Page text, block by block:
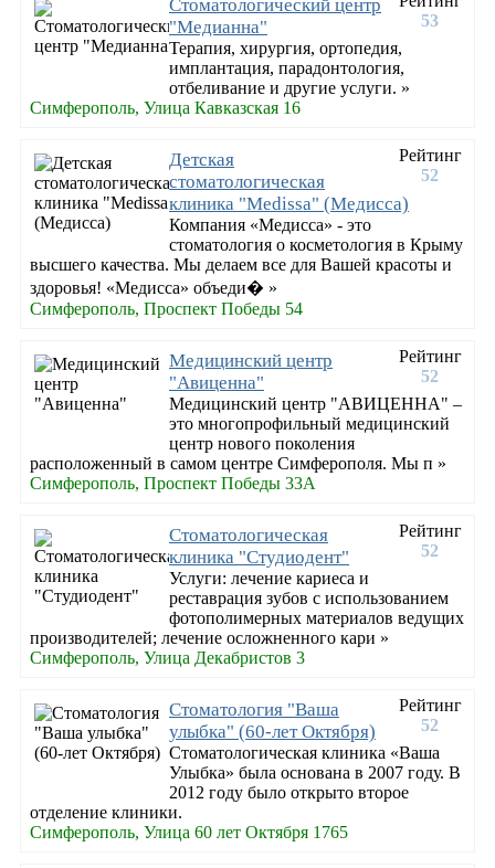
53
Стоматологический центр
"Медианна"
Терапия, хирургия, ортопедия,
имплантация, парадонтология,
отбеливание и другие услуги. »
Симферополь, Улица Кавказская 16
Рейтинг
52
Детская
стоматологическая
клиника "Medissa" (Медисса)
Компания «Медисса» - это
стоматология о косметология в Крыму
высшего качества. Мы делаем все для Вашей красоты и
здоровья! «Медисса» объеди� »
Симферополь, Проспект Победы 54
Рейтинг
52
Медицинский центр
"Авиценна"
Медицинский центр "АВИЦЕННА" –
это многопрофильный медицинский
центр нового поколения
расположенный в самом центре Симферополя. Мы п »
Симферополь, Проспект Победы 33А
Рейтинг
52
Стоматологическая
клиника "Студиодент"
Услуги: лечение кариеса и
реставрация зубов с использованием
фотополимерных материалов ведущих
производителей; лечение осложненного кари »
Симферополь, Улица Декабристов 3
Рейтинг
52
Стоматология "Ваша
улыбка" (60-лет Октября)
Стоматологическая клиника «Ваша
Улыбка» была основана в 2007 году. В
2012 году было открыто второе
отделение клиники.
Симферополь, Улица 60 лет Октября 1765